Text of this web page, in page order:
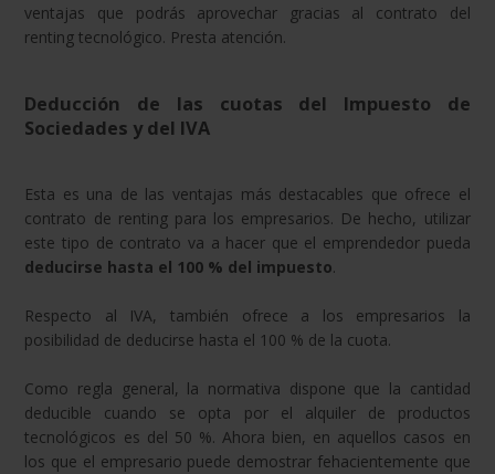
ventajas que podrás aprovechar gracias al contrato del
renting tecnológico. Presta atención.
Deducción de las cuotas del Impuesto de
Sociedades y del IVA
Esta es una de las ventajas más destacables que ofrece el
contrato de renting para los empresarios. De hecho, utilizar
este tipo de contrato va a hacer que el emprendedor pueda
deducirse hasta el 100 % del impuesto.
Respecto al IVA, también ofrece a los empresarios la
posibilidad de deducirse hasta el 100 % de la cuota.
Como regla general, la normativa dispone que la cantidad
deducible cuando se opta por el alquiler de productos
tecnológicos es del 50 %. Ahora bien, en aquellos casos en
los que el empresario puede demostrar fehacientemente que